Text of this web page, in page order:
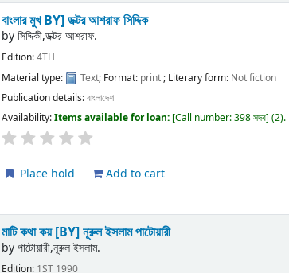
বাংলার মুখBY] ডক্টর আশরাফ সিদ্দিক
byসিদ্দিকী,ডক্টর আশরাফ.
Edition:4TH
Material type:
Text; Format: print; Literary form: Not fiction
Publication details:বাংলাদেশ
Availability:Items available for loan: Call number:398 সদব (2).
Place hold Add to cart
মাটি কথা কয়[BY] নূরুল ইসলাম পাটোয়ারী
byপাটোয়ারী,নূরুল ইসলাম.
Edition: 1ST 1990